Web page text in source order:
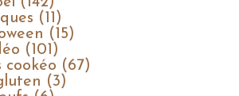
(11)
(15)
(101)
cookéo (67)
(3)